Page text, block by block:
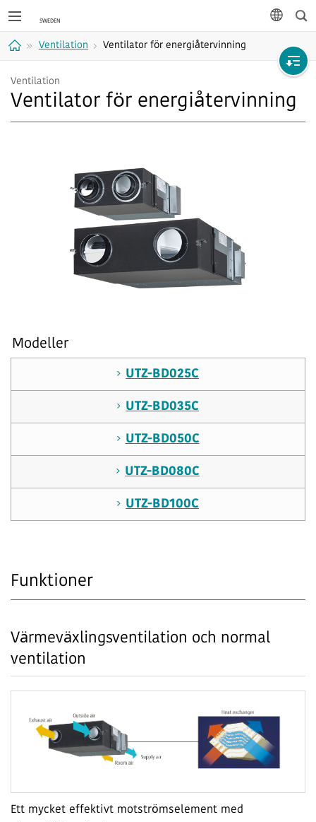
Sök
Ventilation Ventilator för energiåtervinning
Ventilation
Ventilator för energiåtervinning
Modeller
UTZ-BD025C
UTZ-BD035C
UTZ-BD050C
UTZ-BD080C
UTZ-BD100C
Funktioner
Värmeväxlingsventilation och normal
ventilation
Ett mycket effektivt motströmselement med